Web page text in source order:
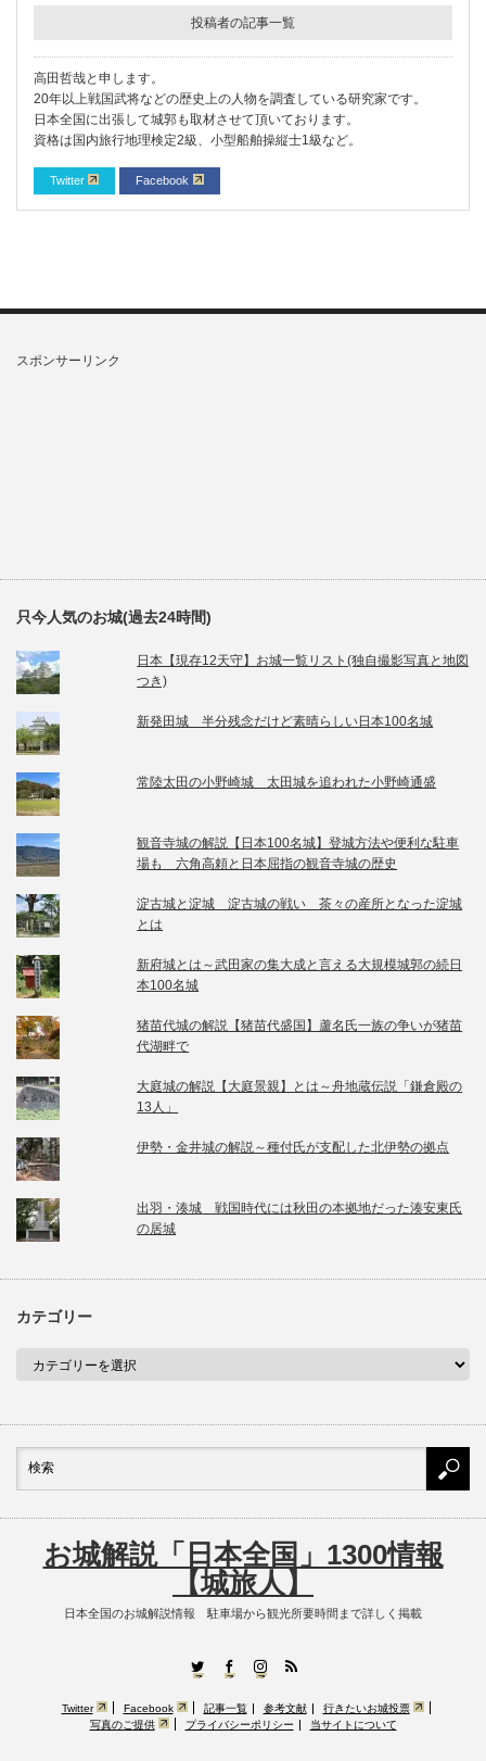
投稿者の記事一覧
高田哲哉と申します。
20年以上戦国武将などの歴史上の人物を調査している研究家です。
日本全国に出張して城郭も取材させて頂いております。
資格は国内旅行地理検定2級、小型船舶操縦士1級など。
Twitter Facebook
スポンサーリンク
只今人気のお城(過去24時間)
日本【現存12天守】お城一覧リスト(独自撮影写真と地図
つき)
新発田城 半分残念だけど素晴らしい日本100名城
常陸太田の小野崎城 太田城を追われた小野崎通盛
観音寺城の解説【日本100名城】登城方法や便利な駐車
場も 六角高頼と日本屈指の観音寺城の歴史
淀古城と淀城 淀古城の戦い 茶々の産所となった淀城
とは
新府城とは～武田家の集大成と言える大規模城郭の続日
本100名城
猪苗代城の解説【猪苗代盛国】蘆名氏一族の争いが猪苗
代湖畔で
大庭城の解説【大庭景親】とは～舟地蔵伝説「鎌倉殿の
13人」
伊勢・金井城の解説～種付氏が支配した北伊勢の拠点
出羽・湊城 戦国時代には秋田の本拠地だった湊安東氏
の居城
カテゴリー
お城解説「日本全国」1300情報
【城旅人】
日本全国のお城解説情報 駐車場から観光所要時間まで詳しく掲載
TwitterFacebookInstagram
RSS
Twitter Facebook 記事一覧 参考文献
行きたいお城投票
写真のご提供
プライバシーポリシー 当サイトについて